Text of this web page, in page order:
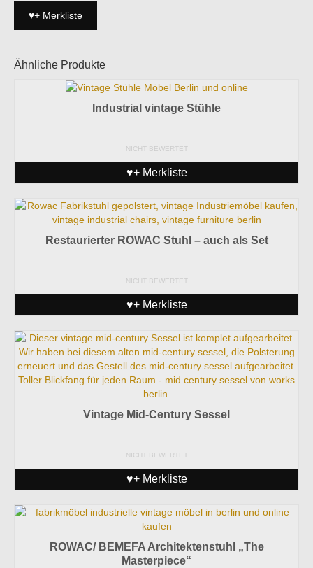
Executive
Menge
♥+ Merkliste
Ähnliche Produkte
Industrial vintage Stühle
NICHT BEWERTET
♥+ Merkliste
Restaurierter ROWAC Stuhl – auch als Set
NICHT BEWERTET
♥+ Merkliste
Vintage Mid-Century Sessel
NICHT BEWERTET
♥+ Merkliste
ROWAC/ BEMEFA Architektenstuhl „The
Masterpiece“